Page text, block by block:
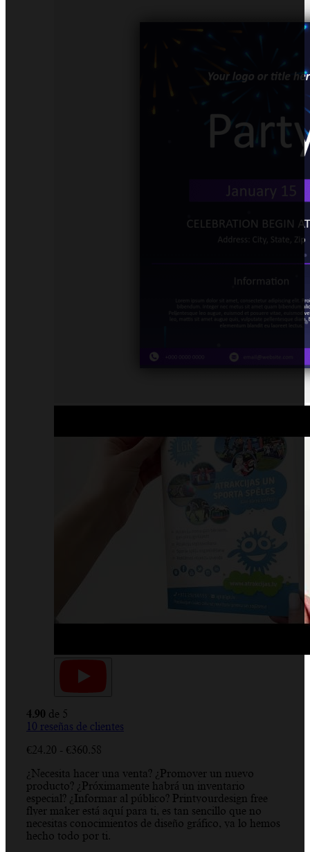
4.90 de 5
10 reseñas de clientes
€24.20 - €360.58
precios:
desde
€24.20
hasta
€360.58
¿Necesita hacer una venta? ¿Promover un nuevo
producto? ¿Próximamente habrá un inventario
especial? ¿Informar al público? Printyourdesign free
flyer maker está aquí para ti, es tan sencillo que no
necesitas conocimientos de diseño gráfico, ya lo hemos
hecho todo por ti.